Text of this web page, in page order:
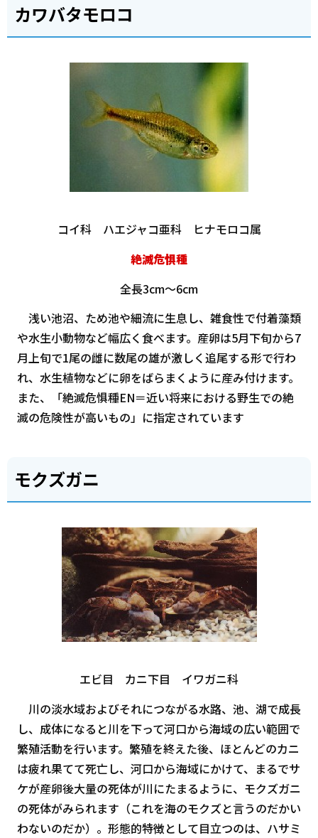
カワバタモロコ
コイ科 ハエジャコ亜科 ヒナモロコ属
絶滅危惧種
全長3cm～6cm
浅い池沼、ため池や細流に生息し、雑食性で付着藻類
や水生小動物など幅広く食べます。産卵は5月下旬から7
月上旬で1尾の雌に数尾の雄が激しく追尾する形で行わ
れ、水生植物などに卵をばらまくように産み付けます。
また、「絶滅危惧種EN＝近い将来における野生での絶
滅の危険性が高いもの」に指定されています
モクズガニ
エビ目 カニ下目 イワガニ科
川の淡水域およびそれにつながる水路、池、湖で成長
し、成体になると川を下って河口から海域の広い範囲で
繁殖活動を行います。繁殖を終えた後、ほとんどのカニ
は疲れ果てて死亡し、河口から海域にかけて、まるでサ
ケが産卵後大量の死体が川にたまるように、モクズガニ
の死体がみられます（これを海のモクズと言うのだかい
わないのだか）。形態的特徴として目立つのは、ハサミ